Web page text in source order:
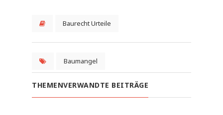
Baurecht Urteile
Baumangel
THEMENVERWANDTE BEITRÄGE